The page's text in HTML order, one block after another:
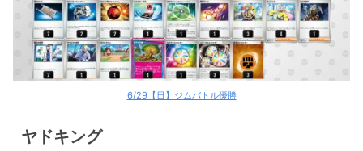
ゼクロムex
ゼクロムex
サザンドラex
ロケット団のポリゴンZ
ロケット団のポリゴンZ
6/29【日】ジムバトル優勝
ヤドキング